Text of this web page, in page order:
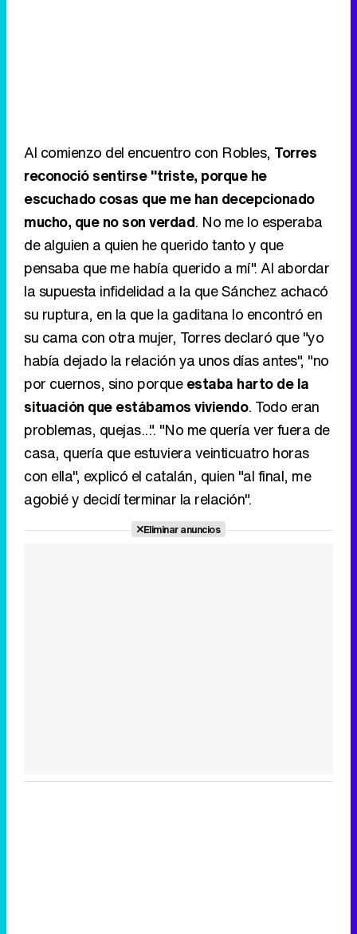
Al comienzo del encuentro con Robles, Torres
reconoció sentirse "triste, porque he
escuchado cosas que me han decepcionado
mucho, que no son verdad. No me lo esperaba
de alguien a quien he querido tanto y que
pensaba que me había querido a mí". Al abordar
la supuesta infidelidad a la que Sánchez achacó
su ruptura, en la que la gaditana lo encontró en
su cama con otra mujer, Torres declaró que "yo
había dejado la relación ya unos días antes", "no
por cuernos, sino porqueestaba harto de la
situación que estábamos viviendo. Todo eran
problemas, quejas...". "No me quería ver fuera de
casa, quería que estuviera veinticuatro horas
con ella", explicó el catalán, quien "al final, me
agobié y decidí terminar la relación".
Eliminar anuncios